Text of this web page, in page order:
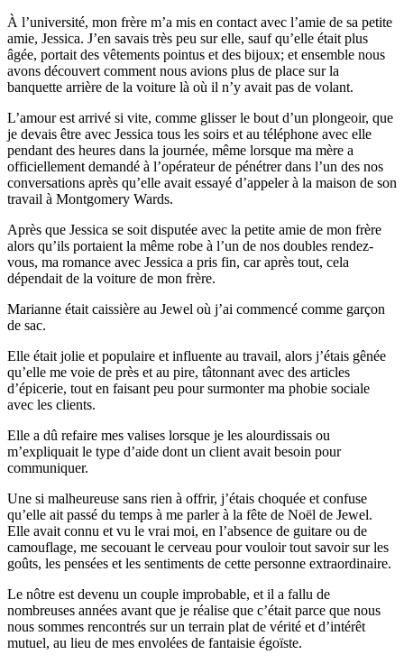
À l’université, mon frère m’a mis en contact avec l’amie de sa petite
amie, Jessica. J’en savais très peu sur elle, sauf qu’elle était plus
âgée, portait des vêtements pointus et des bijoux; et ensemble nous
avons découvert comment nous avions plus de place sur la
banquette arrière de la voiture là où il n’y avait pas de volant.
L’amour est arrivé si vite, comme glisser le bout d’un plongeoir, que
je devais être avec Jessica tous les soirs et au téléphone avec elle
pendant des heures dans la journée, même lorsque ma mère a
officiellement demandé à l’opérateur de pénétrer dans l’un des nos
conversations après qu’elle avait essayé d’appeler à la maison de son
travail à Montgomery Wards.
Après que Jessica se soit disputée avec la petite amie de mon frère
alors qu’ils portaient la même robe à l’un de nos doubles rendez-
vous, ma romance avec Jessica a pris fin, car après tout, cela
dépendait de la voiture de mon frère.
Marianne était caissière au Jewel où j’ai commencé comme garçon
de sac.
Elle était jolie et populaire et influente au travail, alors j’étais gênée
qu’elle me voie de près et au pire, tâtonnant avec des articles
d’épicerie, tout en faisant peu pour surmonter ma phobie sociale
avec les clients.
Elle a dû refaire mes valises lorsque je les alourdissais ou
m’expliquait le type d’aide dont un client avait besoin pour
communiquer.
Une si malheureuse sans rien à offrir, j’étais choquée et confuse
qu’elle ait passé du temps à me parler à la fête de Noël de Jewel.
Elle avait connu et vu le vrai moi, en l’absence de guitare ou de
camouflage, me secouant le cerveau pour vouloir tout savoir sur les
goûts, les pensées et les sentiments de cette personne extraordinaire.
Le nôtre est devenu un couple improbable, et il a fallu de
nombreuses années avant que je réalise que c’était parce que nous
nous sommes rencontrés sur un terrain plat de vérité et d’intérêt
mutuel, au lieu de mes envolées de fantaisie égoïste.